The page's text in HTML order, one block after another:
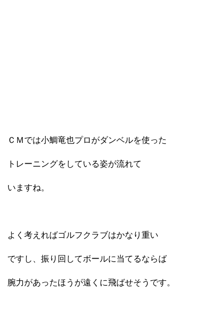
ＣＭでは小鯛竜也プロがダンベルを使った
トレーニングをしている姿が流れて
いますね。
よく考えればゴルフクラブはかなり重い
ですし、振り回してボールに当てるならば
腕力があったほうが遠くに飛ばせそうです。